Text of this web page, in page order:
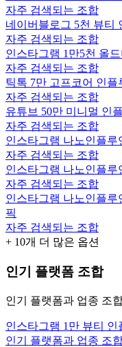
자주 검색되는 조합
네이버블로그 5천 뷰티
자주 검색되는 조합
인스타그램 1만5천 올
자주 검색되는 조합
틱톡 7만 고프코어 인플
자주 검색되는 조합
유튜브 50만 미니멀 인
자주 검색되는 조합
인스타그램 나노인플루
자주 검색되는 조합
인스타그램 나노인플루
자주 검색되는 조합
인스타그램 나노인플루
픽
자주 검색되는 조합
+ 10개 더 많은 옵션
인기 플랫폼 조합
인기 플랫폼과 업종 조
인스타그램 1만 뷰티 인
인기 플랫폼과 업종 조